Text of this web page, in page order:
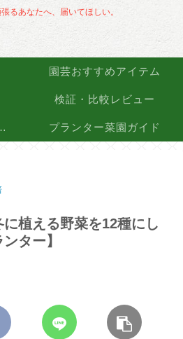
るあなたへ、届いてほしい。
園芸おすすめアイテム
検証・比較レビュー
スメ品種 プランター菜園ガイド
に植える野菜を12種にし
ター】